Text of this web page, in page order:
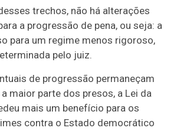
trechos, não há alterações
a progressão de pena, ou seja: a
para um regime menos rigoroso,
pelo juiz.
de progressão permaneçam
maior parte dos presos, a Lei da
mais um benefício para os
contra o Estado democrático